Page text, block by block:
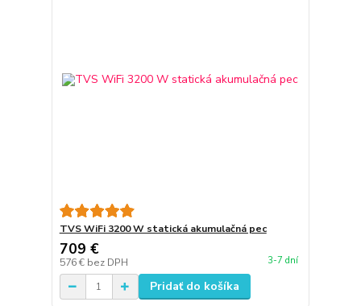
TVS WiFi 3200 W statická akumulačná pec
709 €
576 € bez DPH 3-7 dní
Pridať do košíka